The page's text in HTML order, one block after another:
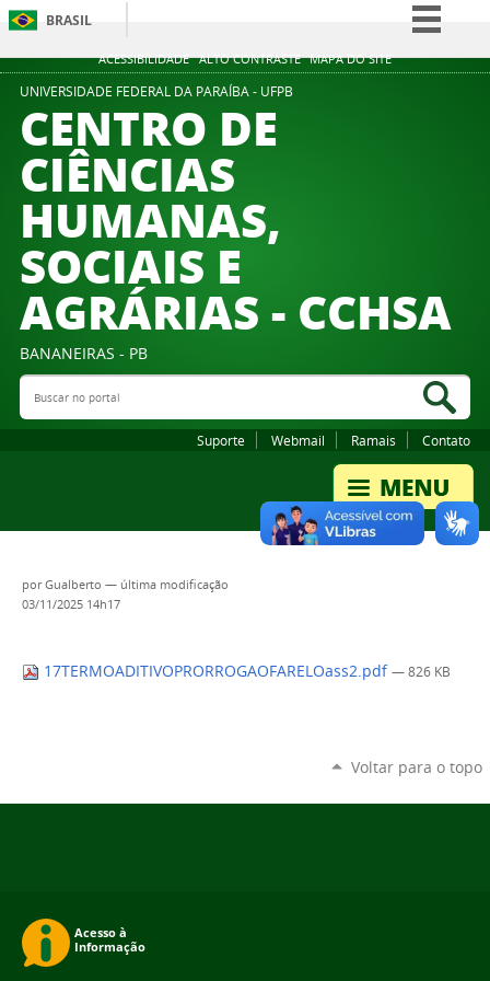
ACESSIBILIDADE ALTO CONTRASTE MAPA DO SITE
BRASIL
Simplifique!
UNIVERSIDADE FEDERAL DA PARAÍBA - UFPB
CENTRO DE
CIÊNCIAS
HUMANAS,
SOCIAIS E
AGRÁRIAS - CCHSA
BANANEIRAS - PB
Buscar no portal
Suporte Webmail Ramais Contato
porGualberto — última modificação
03/11/2025 14h17
17TERMOADITIVOPRORROGAOFARELOass2.pdf — 826 KB
Voltar para o topo